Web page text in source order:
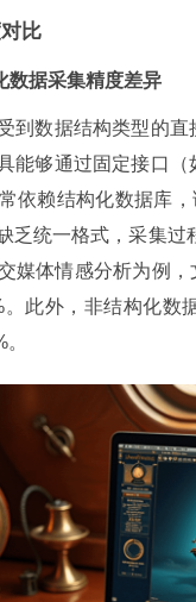
比
数据采集精度差异
到数据结构类型的
能够通过固定接口
依赖结构化数据库
乏统一格式，采集
媒体情感分析为例
此外，非结构化